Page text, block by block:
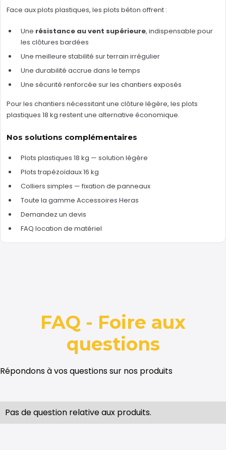
Face aux plots plastiques, les plots béton offrent :
Une résistance au vent supérieure, indispensable pour
les clôtures bardées
Une meilleure stabilité sur terrain irrégulier
Une durabilité accrue dans le temps
Une sécurité renforcée sur les chantiers exposés
Pour les chantiers nécessitant une clôture légère, les plots
plastiques 18 kg restent une alternative économique.
Nos solutions complémentaires
Plots plastiques 18 kg — solution légère
Plots trapézoïdaux 16 kg
Colliers simples — fixation de panneaux
Toute la gamme Accessoires Heras
Demandez un devis
FAQ location de matériel
FAQ - Foire aux
questions
Répondons à vos questions sur nos produits
Pas de question relative aux produits.